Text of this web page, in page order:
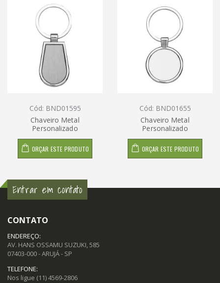
Cód: BND01595
Chaveiro Metal
Personalizado
ORÇAR ESTE PRODUTO
Cód: BND01655
Chaveiro Metal
Personalizado
ORÇAR ESTE PRODUTO
Entrar em contato
CONTATO
ENDEREÇO:
AV. HANS OSSAMU SUZUKI, 585
07403-000 - ARUJÁ - SP
TELEFONE:
Nos ligue (11) 4569-2806